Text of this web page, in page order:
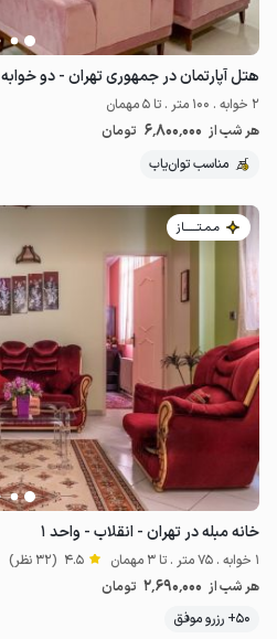
هتل آپارتمان در جمهوری تهران - دو خوابه
2 خوابه . 100 متر . تا 5 مهمان
هر شب از 6٬800٬000 تومان
مناسب توان‌یاب
مـمـتــــــاز
خانه مبله در تهران - انقلاب - واحد ۱
1 خوابه . 75 متر . تا 3 مهمان 4.5 (32 نظر)
هر شب از 2٬690٬000 تومان
50+ رزرو موفق